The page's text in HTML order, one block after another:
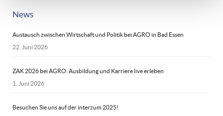
News
Austausch zwischen Wirtschaft und Politik bei AGRO in Bad Essen
22. Juni 2026
ZAK 2026 bei AGRO: Ausbildung und Karriere live erleben
1. Juni 2026
Besuchen Sie uns auf der interzum 2025!